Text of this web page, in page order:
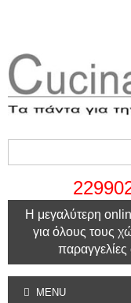
Η μεγαλύτερη
για όλους
MENU